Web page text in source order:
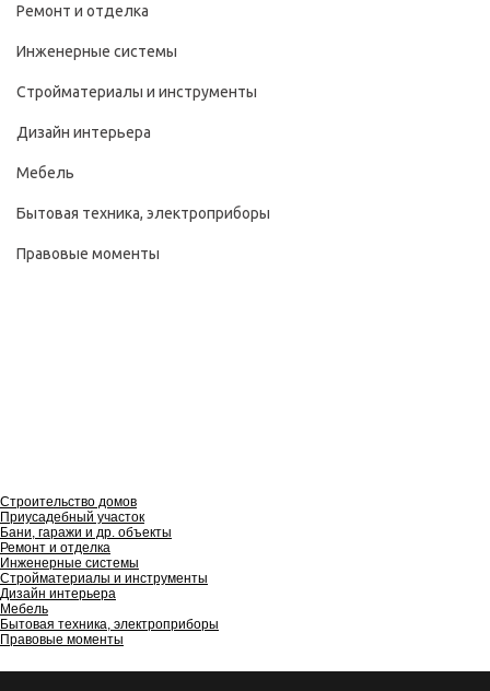
Ремонт и отделка
Инженерные системы
Стройматериалы и инструменты
Дизайн интерьера
Мебель
Бытовая техника, электроприборы
Правовые моменты
Строительство домов
Приусадебный участок
Бани, гаражи и др. объекты
Ремонт и отделка
Инженерные системы
Стройматериалы и инструменты
Дизайн интерьера
Мебель
Бытовая техника, электроприборы
Правовые моменты